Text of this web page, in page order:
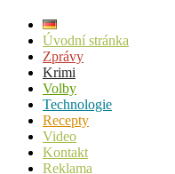
Úvodní stránka
Zprávy
Krimi
Volby
Technologie
Recepty
Video
Kontakt
Reklama